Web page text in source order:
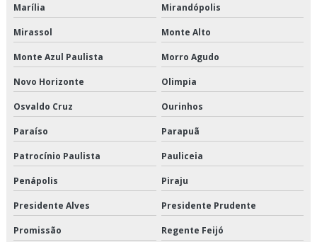
Transporte de climatizados em sp
Transporte de climatizados preço
Transporte de climatizados valor
Transporte de congelados
Transporte de congelados em são paulo
Transporte de congelados em sp
Transporte de congelados valor
Marília Mirandópolis
Mirassol Monte Alto
Monte Azul Paulista Morro Agudo
Novo Horizonte Olimpia
Osvaldo Cruz Ourinhos
Paraíso Parapuã
Patrocínio Paulista Pauliceia
Penápolis Piraju
Presidente Alves Presidente Prudente
Promissão Regente Feijó